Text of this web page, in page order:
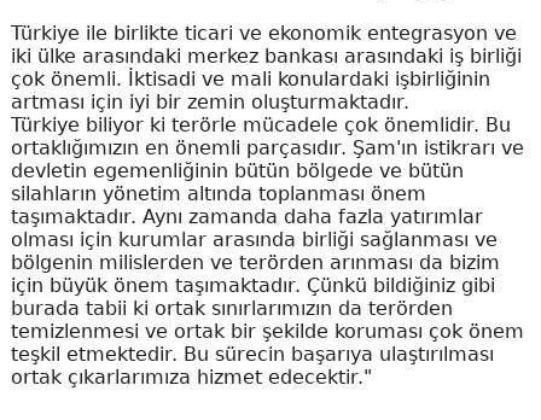
Türkiye ile birlikte ticari ve ekonomik entegrasyon ve
iki ülke arasındaki merkez bankası arasındaki iş birliği
çok önemli. İktisadi ve mali konulardaki işbirliğinin
artması için iyi bir zemin oluşturmaktadır.
Türkiye biliyor ki terörle mücadele çok önemlidir. Bu
ortaklığımızın en önemli parçasıdır. Şam'ın istikrarı ve
devletin egemenliğinin bütün bölgede ve bütün
silahların yönetim altında toplanması önem
taşımaktadır. Aynı zamanda daha fazla yatırımlar
olması için kurumlar arasında birliği sağlanması ve
bölgenin milislerden ve terörden arınması da bizim
için büyük önem taşımaktadır. Çünkü bildiğiniz gibi
burada tabii ki ortak sınırlarımızın da terörden
temizlenmesi ve ortak bir şekilde koruması çok önem
teşkil etmektedir. Bu sürecin başarıya ulaştırılması
ortak çıkarlarımıza hizmet edecektir."